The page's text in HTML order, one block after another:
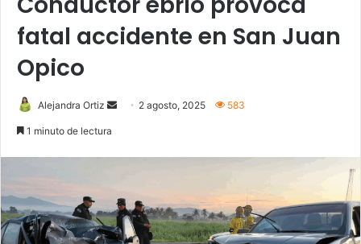
fatal accidente en San Juan
Opico
Alejandra Ortiz
Send 2 agosto, 2025 583
1 minuto de lectura